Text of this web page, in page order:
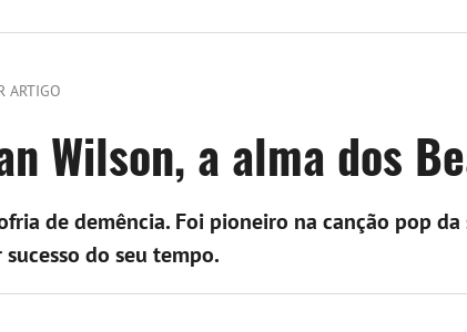
ARTIGO
Wilson, a alma dos
de demência. Foi pioneiro na canção pop
do seu tempo.